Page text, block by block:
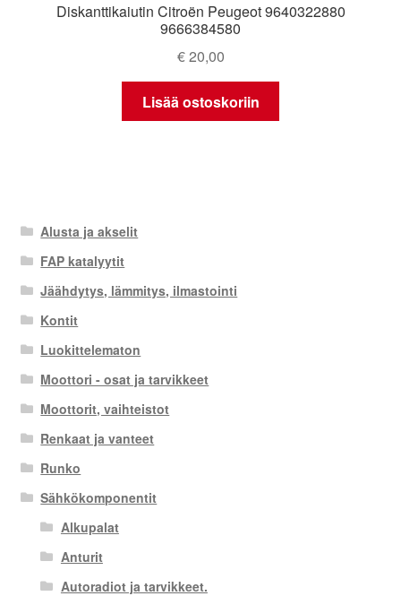
Diskanttikaiutin Citroën Peugeot 9640322880
9666384580
€20,00
Lisää ostoskoriin
Alusta ja akselit
FAP katalyytit
Jäähdytys, lämmitys, ilmastointi
Kontit
Luokittelematon
Moottori - osat ja tarvikkeet
Moottorit, vaihteistot
Renkaat ja vanteet
Runko
Sähkökomponentit
Alkupalat
Anturit
Autoradiot ja tarvikkeet.